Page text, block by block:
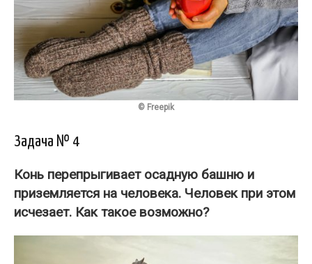
© Freepik
Задача № 4
Конь перепрыгивает осадную башню и
приземляется на человека. Человек при этом
исчезает. Как такое возможно?